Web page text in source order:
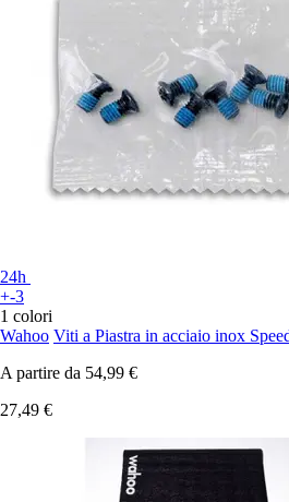
24h
+-3
1 colori
Wahoo Viti a Piastra in acciaio inox
A partire da 54,99 €
27,49 €